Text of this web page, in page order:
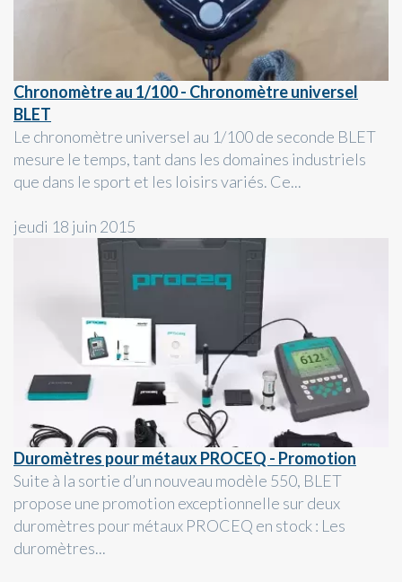
Chronomètre au 1/100 - Chronomètre universel
BLET
Le chronomètre universel au 1/100 de seconde BLET
mesure le temps, tant dans les domaines industriels
que dans le sport et les loisirs variés. Ce...
jeudi 18 juin 2015
Duromètres pour métaux PROCEQ - Promotion
Suite à la sortie d’un nouveau modèle 550, BLET
propose une promotion exceptionnelle sur deux
duromètres pour métaux PROCEQ en stock : Les
duromètres...